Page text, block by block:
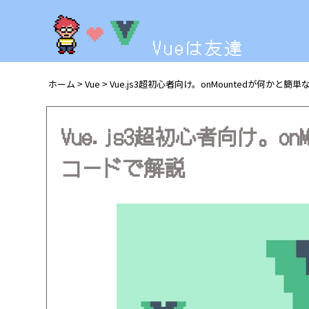
Vueは友達
ホーム > Vue > Vue.js3超初心者向け。onMountedが何かと簡単
Vue.js3超初心者向け。
コードで解説